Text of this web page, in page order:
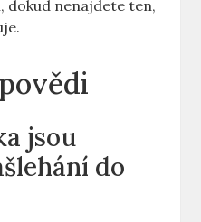
dokud nenajdete ten,
jsou⁢
do